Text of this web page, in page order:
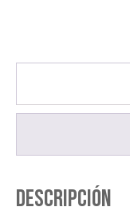
Descripción